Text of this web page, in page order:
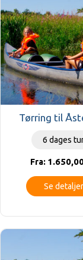
Tørring til
6 dages
Fra:
Se detaljer